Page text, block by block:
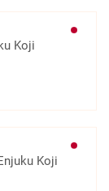
Koji
Koji